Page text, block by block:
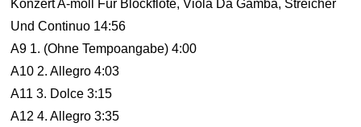
Konzert A-moll Für Blockflöte, Viola Da Gamba, Streicher
Und Continuo 14:56
A9 1. (Ohne Tempoangabe) 4:00
A10 2. Allegro 4:03
A11 3. Dolce 3:15
A12 4. Allegro 3:35